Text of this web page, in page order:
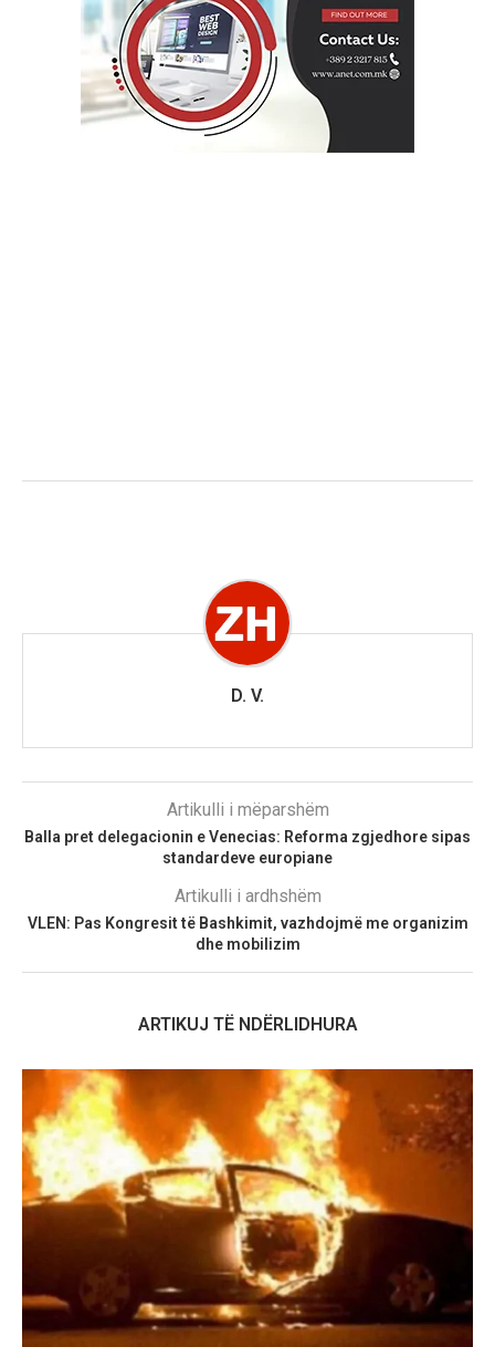
D. V.
Artikulli i mëparshëm
Balla pret delegacionin e Venecias: Reforma zgjedhore sipas
standardeve europiane
Artikulli i ardhshëm
VLEN: Pas Kongresit të Bashkimit, vazhdojmë me organizim
dhe mobilizim
ARTIKUJ TË NDËRLIDHURA